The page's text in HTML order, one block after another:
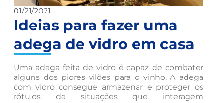
01/21/2021
Ideias para fazer uma
adega de vidro em casa
Uma adega feita de vidro é capaz de combater
alguns dos piores vilões para o vinho. A adega
com vidro consegue armazenar e proteger os
rótulos de situações que interagem